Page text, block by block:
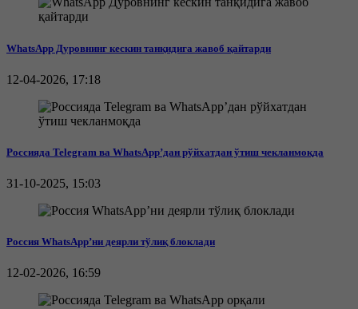
WhatsApp Дуровнинг кескин танқидига жавоб қайтарди
12-04-2026, 17:18
Россияда Telegram ва WhatsApp’дан рўйхатдан ўтиш чекланмоқда
31-10-2025, 15:03
Россия WhatsApp’ни деярли тўлиқ блоклади
12-02-2026, 16:59